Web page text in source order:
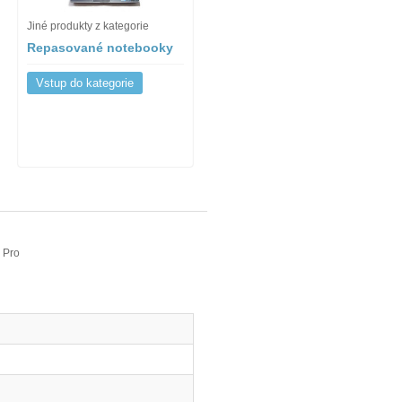
Jiné produkty z kategorie
Repasované notebooky
Vstup do kategorie